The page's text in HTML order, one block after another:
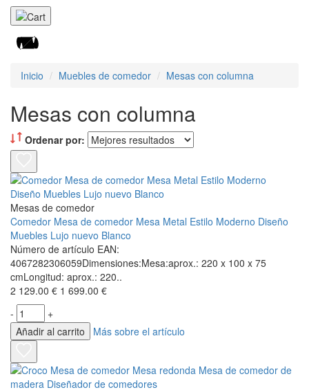
Inicio Muebles de comedor Mesas con columna
Mesas con columna
Ordenar por:
Mesas de comedor
Comedor Mesa de comedor Mesa Metal Estilo Moderno Diseño
Muebles Lujo nuevo Blanco
Número de artículo EAN:
4067282306059Dimensiones:Mesa:aprox.: 220 x 100 x 75
cmLongitud: aprox.: 220..
2 129.00 € 1 699.00 €
-
+
Añadir al carrito
Más sobre el artículo